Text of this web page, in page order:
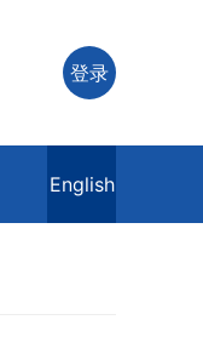
登录
English